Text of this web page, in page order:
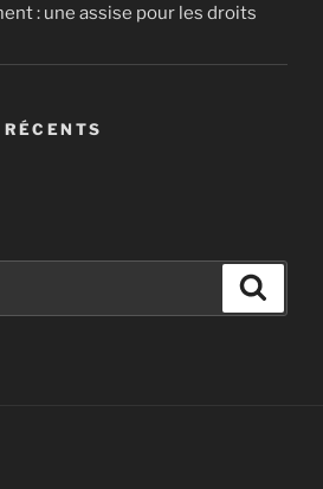
: une assise pour les droits